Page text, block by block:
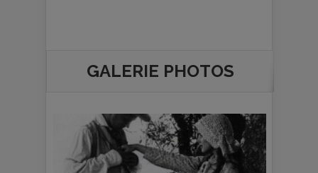
GALERIE PHOTOS